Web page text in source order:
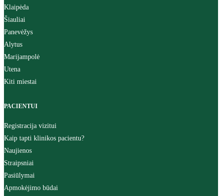
Klaipėda
Šiauliai
Panevėžys
Alytus
Marijampolė
Utena
Kiti miestai
PACIENTUI
Registracija vizitui
Kaip tapti klinikos pacientu?
Naujienos
Straipsniai
Pasiūlymai
Apmokėjimo būdai